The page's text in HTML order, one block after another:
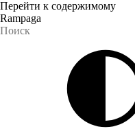
Перейти к содержимому
Rampaga